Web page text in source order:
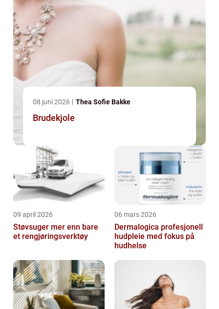
08 juni 2026 Thea Sofie Bakke
Brudekjole
09 april 2026
Støvsuger mer enn bare
et rengjøringsverktøy
06 mars 2026
Dermalogica profesjonell
hudpleie med fokus på
hudhelse